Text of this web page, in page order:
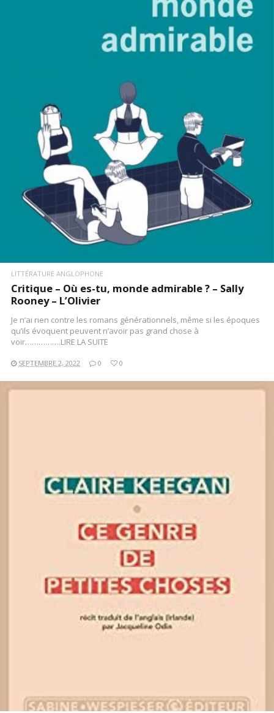
LIRE LA SUITE
LITTÉRATURE ANGLOPHONE
Critique – Où es-tu, monde admirable ? – Sally
Rooney – L’Olivier
Je n’ai rien contre les romans générationnels, même si les époques
qu’ils évoquent peuvent n’avoir pas grand chose à
voir…………….LIRE LA SUITE
SEPTEMBRE 2, 2022 0 0
LIRE LA SUITE